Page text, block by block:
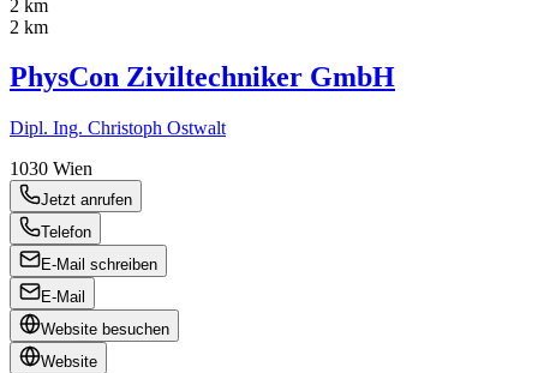
2 km
2 km
PhysCon Ziviltechniker GmbH
Dipl. Ing. Christoph Ostwalt
1030 Wien
Jetzt anrufen
Telefon
E-Mail schreiben
E-Mail
Website besuchen
Website